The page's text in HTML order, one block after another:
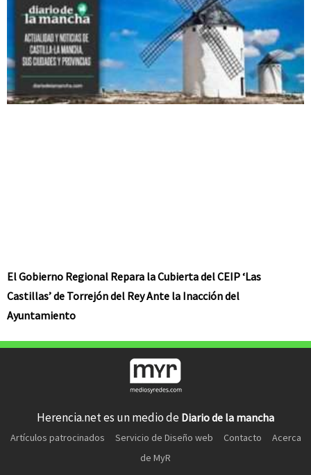
El Gobierno Regional Repara la Cubierta del CEIP ‘Las
Castillas’ de Torrejón del Rey Ante la Inacción del
Ayuntamiento
Herencia.net es un medio de Diario de la mancha
Artículos patrocinados Servicio de Diseño web Contacto
Acerca
de MyR